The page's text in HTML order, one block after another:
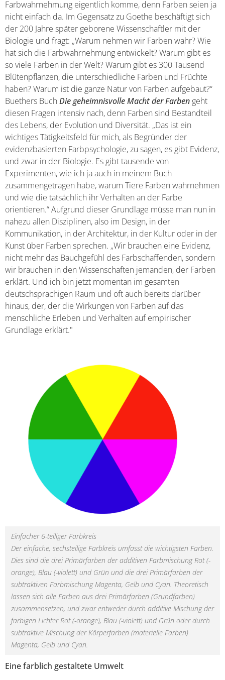
Farbwahrnehmung eigentlich komme, denn Farben seien ja
nicht einfach da. Im Gegensatz zu Goethe beschäftigt sich
der 200 Jahre später geborene Wissenschaftler mit der
Biologie und fragt: „Warum nehmen wir Farben wahr? Wie
hat sich die Farbwahrnehmung entwickelt? Warum gibt es
so viele Farben in der Welt? Warum gibt es 300 Tausend
Blütenpflanzen, die unterschiedliche Farben und Früchte
haben? Warum ist die ganze Natur von Farben aufgebaut?“
Buethers Buch Die geheimnisvolle Macht der Farben geht
diesen Fragen intensiv nach, denn Farben sind Bestandteil
des Lebens, der Evolution und Diversität. „Das ist ein
wichtiges Tätigkeitsfeld für mich, als Begründer der
evidenzbasierten Farbpsychologie, zu sagen, es gibt Evidenz,
und zwar in der Biologie. Es gibt tausende von
Experimenten, wie ich ja auch in meinem Buch
zusammengetragen habe, warum Tiere Farben wahrnehmen
und wie die tatsächlich ihr Verhalten an der Farbe
orientieren.“ Aufgrund dieser Grundlage müsse man nun in
nahezu allen Disziplinen, also im Design, in der
Kommunikation, in der Architektur, in der Kultur oder in der
Kunst über Farben sprechen. „Wir brauchen eine Evidenz,
nicht mehr das Bauchgefühl des Farbschaffenden, sondern
wir brauchen in den Wissenschaften jemanden, der Farben
erklärt. Und ich bin jetzt momentan im gesamten
deutschsprachigen Raum und oft auch bereits darüber
hinaus, der, der die Wirkungen von Farben auf das
menschliche Erleben und Verhalten auf empirischer
Grundlage erklärt."
Einfacher 6-teiliger Farbkreis
Der einfache, sechsteilige Farbkreis umfasst die wichtigsten Farben.
Dies sind die drei Primärfarben der additiven Farbmischung Rot (-
orange), Blau (-violett) und Grün und die drei Primärfarben der
subtraktiven Farbmischung Magenta, Gelb und Cyan. Theoretisch
lassen sich alle Farben aus drei Primärfarben (Grundfarben)
zusammensetzen, und zwar entweder durch additive Mischung der
farbigen Lichter Rot (-orange), Blau (-violett) und Grün oder durch
subtraktive Mischung der Körperfarben (materielle Farben)
Magenta, Gelb und Cyan.
Eine farblich gestaltete Umwelt